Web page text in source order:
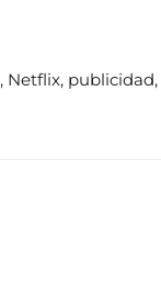
, Netflix, publicidad,